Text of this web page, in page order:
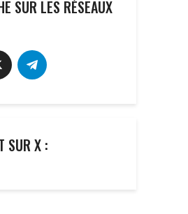
SUR LES RÉSEAUX
SUR X :